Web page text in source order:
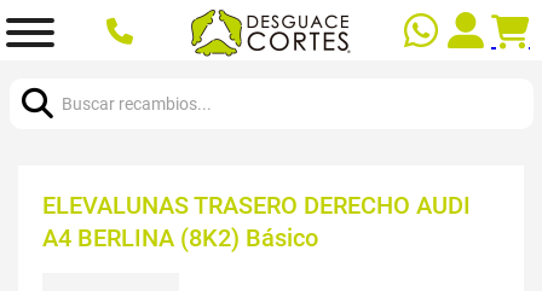
ELEVALUNAS TRASERO DERECHO AUDI
A4 BERLINA (8K2) Básico